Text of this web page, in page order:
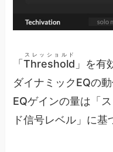
「Threshold
スレッショルド
」を有
ダイナミックEQの
EQゲインの量は「
ド信号レベル」に基